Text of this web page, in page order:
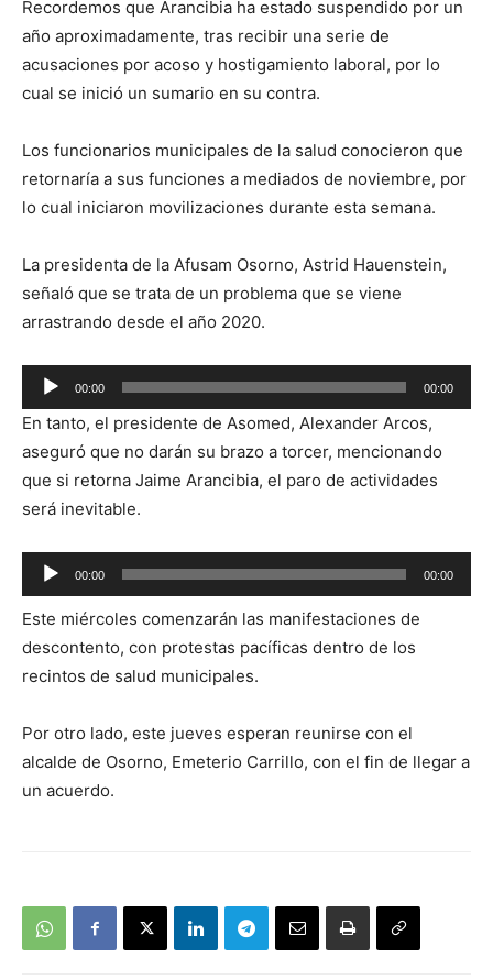
Recordemos que Arancibia ha estado suspendido por un
año aproximadamente, tras recibir una serie de
acusaciones por acoso y hostigamiento laboral, por lo
cual se inició un sumario en su contra.
Los funcionarios municipales de la salud conocieron que
retornaría a sus funciones a mediados de noviembre, por
lo cual iniciaron movilizaciones durante esta semana.
La presidenta de la Afusam Osorno, Astrid Hauenstein,
señaló que se trata de un problema que se viene
arrastrando desde el año 2020.
Reproductor
de
audio
00:00 00:00
En tanto, el presidente de Asomed, Alexander Arcos,
aseguró que no darán su brazo a torcer, mencionando
que si retorna Jaime Arancibia, el paro de actividades
será inevitable.
Reproductor
de
audio
00:00 00:00
Este miércoles comenzarán las manifestaciones de
descontento, con protestas pacíficas dentro de los
recintos de salud municipales.
Por otro lado, este jueves esperan reunirse con el
alcalde de Osorno, Emeterio Carrillo, con el fin de llegar a
un acuerdo.